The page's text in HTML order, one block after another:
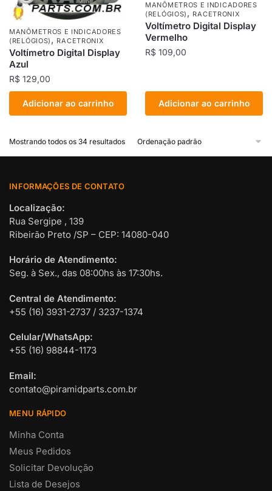
MANÔMETROS E INDICADORES
(RELÓGIOS) , RACETRONIX
Voltímetro Digital Display
Azul
R$ 129,00
Adicionar ao carrinho
MANÔMETROS E INDICADORES
(RELÓGIOS) , RACETRONIX
Voltímetro Digital Display
Vermelho
R$ 109,00
Adicionar ao carrinho
Mostrando todos os 34 resultados
INFORMAÇÕES DE CONTATO
Localização:
Rua Sergipe , 139
Ribeirão Preto /SP – CEP: 14080-040
Horário de Atendimento:
Seg. à Sex., das 08:00hs às 17:30hs.
Central de Atendimento:
+55 (16) 3931-2737 / 3237-1374
Celular/WhatsApp:
+55 (16) 98844-1173
Email:
contato@piramidparts.com.br
MENU RÁPIDO
Minha Conta
Meus Pedidos
Solicitar Devolução
Lista de Desejos